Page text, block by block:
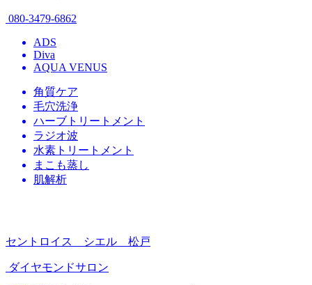
080-3479-6862
ADS
Diva
AQUA VENUS
角質ケア
毛穴洗浄
ハーブトリートメント
ラジオ波
水素トリートメント
まこも蒸し
肌解析
セントロイス シエル 松戸
ダイヤモンドサロン